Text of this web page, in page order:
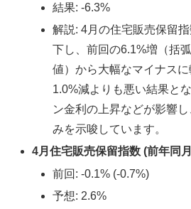
結果: -6.3%
解説: 4月の住宅販売保留
下し、前回の6.1%増（括
値）から大幅なマイナス
1.0%減よりも悪い結果と
ン金利の上昇などが影響
みを示唆しています。
4月住宅販売保留指数 (前年同
前回: -0.1% (-0.7%)
予想: 2.6%